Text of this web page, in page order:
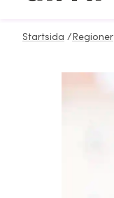
Startsida / Regioner